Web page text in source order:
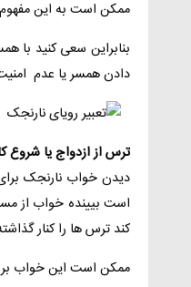
ممکن است به این
بنابراین سعی کنید با
دادن همسر یا عدم
ترس از ازدواج یا شروع
دیدن خواب نارنجک
است بیینده خواب از
کند ترس ها را کنار
ممکن است این خواب